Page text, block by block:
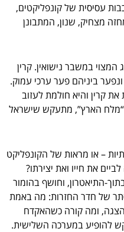
עסיסית של קונפליקטים,
מצחיק, שנון, המתבונן
המצוי במשבר נישואין. קרין
ביניהם פער ערכי עמוק.
קרין והיא חולמת לעזוב
“מלח הארץ”, מתעקש שישראל
– או מראות של הקונפליקט
את חייו ואת יצירתו?
התיאטרון, וחושף בהומור
של חדר החזרות: מה באמת
הצגה, ומה קורה כשהאקדח
להופיע במערכה השלישית.